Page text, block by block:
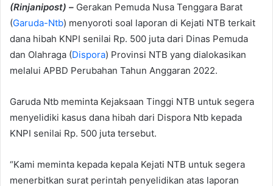
(Rinjanipost) – Gerakan Pemuda Nusa Tenggara Barat
(Garuda-Ntb) menyoroti soal laporan di Kejati NTB terkait
dana hibah KNPI senilai Rp. 500 juta dari Dinas Pemuda
dan Olahraga (Dispora) Provinsi NTB yang dialokasikan
melalui APBD Perubahan Tahun Anggaran 2022.
Garuda Ntb meminta Kejaksaan Tinggi NTB untuk segera
menyelidiki kasus dana hibah dari Dispora Ntb kepada
KNPI senilai Rp. 500 juta tersebut.
“Kami meminta kepada kepala Kejati NTB untuk segera
menerbitkan surat perintah penyelidikan atas laporan